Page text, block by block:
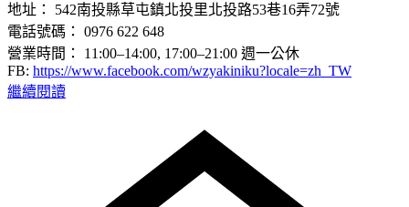
地址： 542南投縣草屯鎮北投里北投路53巷16弄72號
電話號碼： 0976 622 648
營業時間： 11:00–14:00, 17:00–21:00 週一公休
FB: https://www.facebook.com/wzyakiniku?locale=zh_TW
繼續閱讀